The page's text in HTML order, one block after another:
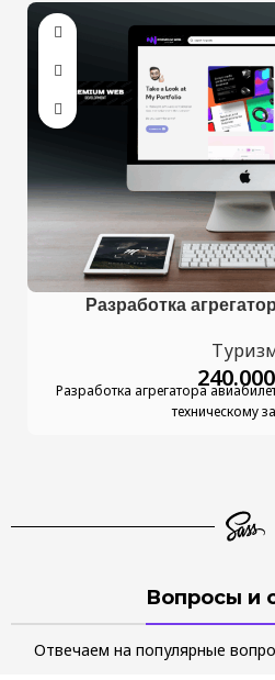
Разработка
240.000
Разработка агрегатора
техническому
Вопросы и
Отвечаем на популярные